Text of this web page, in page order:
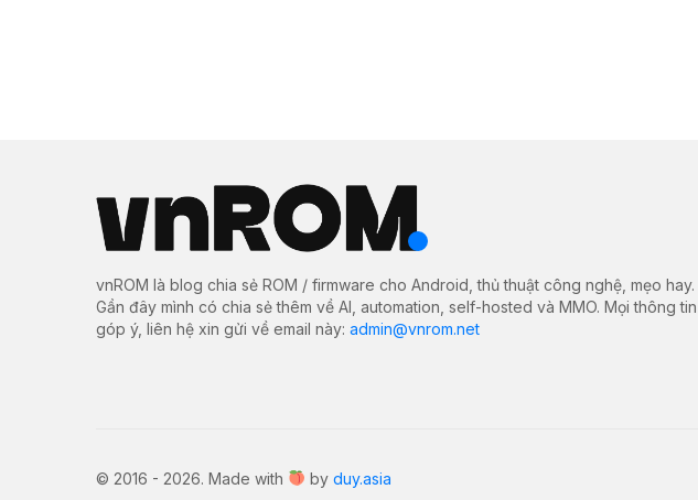
vnROM là blog chia sẻ ROM / firmware cho Android, thủ thuật công nghệ, mẹo hay.
Gần đây mình có chia sẻ thêm về AI, automation, self-hosted và MMO. Mọi thông tin
góp ý, liên hệ xin gửi về email này: admin@vnrom.net
© 2016 - 2026. Made with by duy.asia